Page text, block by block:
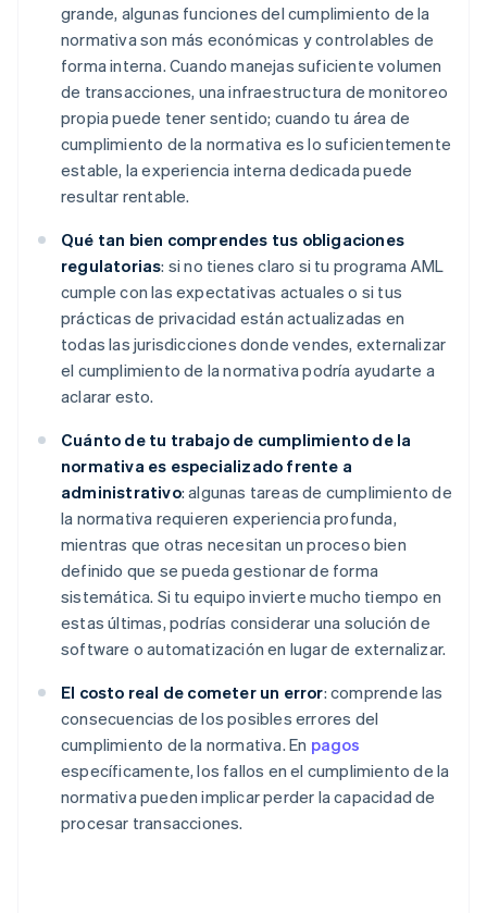
grande, algunas funciones del cumplimiento de la
normativa son más económicas y controlables de
forma interna. Cuando manejas suficiente volumen
de transacciones, una infraestructura de monitoreo
propia puede tener sentido; cuando tu área de
cumplimiento de la normativa es lo suficientemente
estable, la experiencia interna dedicada puede
resultar rentable.
Qué tan bien comprendes tus obligaciones
regulatorias: si no tienes claro si tu programa AML
cumple con las expectativas actuales o si tus
prácticas de privacidad están actualizadas en
todas las jurisdicciones donde vendes, externalizar
el cumplimiento de la normativa podría ayudarte a
aclarar esto.
Cuánto de tu trabajo de cumplimiento de la
normativa es especializado frente a
administrativo: algunas tareas de cumplimiento de
la normativa requieren experiencia profunda,
mientras que otras necesitan un proceso bien
definido que se pueda gestionar de forma
sistemática. Si tu equipo invierte mucho tiempo en
estas últimas, podrías considerar una solución de
software o automatización en lugar de externalizar.
El costo real de cometer un error: comprende las
consecuencias de los posibles errores del
cumplimiento de la normativa. En pagos
específicamente, los fallos en el cumplimiento de la
normativa pueden implicar perder la capacidad de
procesar transacciones.